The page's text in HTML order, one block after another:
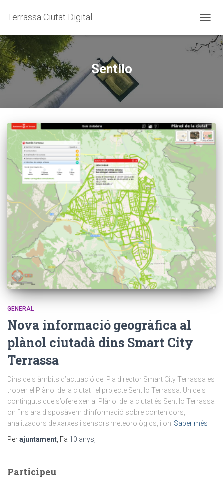
Terrassa Ciutat Digital
Sentilo
GENERAL
Nova informació geogràfica al
plànol ciutadà dins Smart City
Terrassa
Dins dels àmbits d’actuació del Pla director Smart City Terrassa es
troben el Plànol de la ciutat i el projecte Sentilo Terrassa. Un dels
continguts que s’ofereixen al Plànol de la ciutat és Sentilo Terrassa
on fins ara disposàvem d’informació sobre contenidors,
analitzadors de xarxes i sensors meteorològics, i on Saber més
Perajuntament, Fa 10 anys,
Participeu